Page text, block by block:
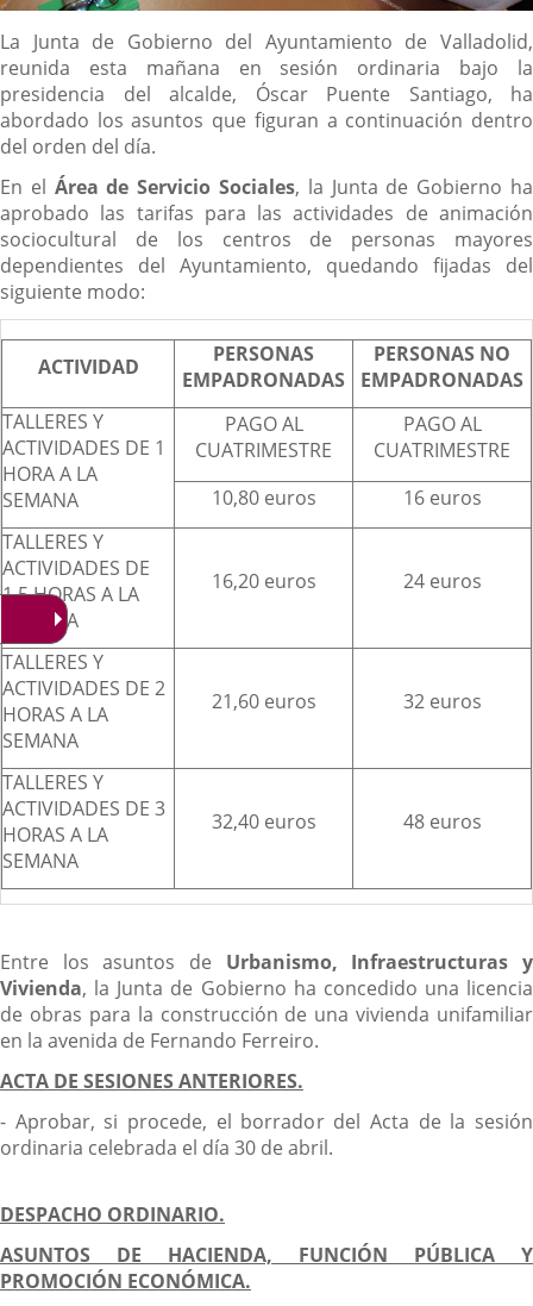
Descripción
La Junta de Gobierno del Ayuntamiento de Valladolid,
reunida esta mañana en sesión ordinaria bajo la
presidencia del alcalde, Óscar Puente Santiago, ha
abordado los asuntos que figuran a continuación dentro
del orden del día.
En el Área de Servicio Sociales, la Junta de Gobierno ha
aprobado las tarifas para las actividades de animación
sociocultural de los centros de personas mayores
dependientes del Ayuntamiento, quedando fijadas del
siguiente modo:
ACTIVIDAD
PERSONAS
EMPADRONADAS
PERSONAS NO
EMPADRONADAS
TALLERES Y
ACTIVIDADES DE 1
HORA A LA
SEMANA
PAGO AL
CUATRIMESTRE
PAGO AL
CUATRIMESTRE
10,80 euros
16 euros
TALLERES Y
ACTIVIDADES DE
1,5 HORAS A LA
SEMANA
16,20 euros 24 euros
TALLERES Y
ACTIVIDADES DE 2
HORAS A LA
SEMANA
21,60 euros 32 euros
TALLERES Y
ACTIVIDADES DE 3
HORAS A LA
SEMANA
32,40 euros 48 euros
Entre los asuntos de Urbanismo, Infraestructuras y
Vivienda, la Junta de Gobierno ha concedido una licencia
de obras para la construcción de una vivienda unifamiliar
en la avenida de Fernando Ferreiro.
ACTA DE SESIONES ANTERIORES.
- Aprobar, si procede, el borrador del Acta de la sesión
ordinaria celebrada el día 30 de abril.
DESPACHO ORDINARIO.
ASUNTOS DE HACIENDA, FUNCIÓN PÚBLICA Y
PROMOCIÓN ECONÓMICA.